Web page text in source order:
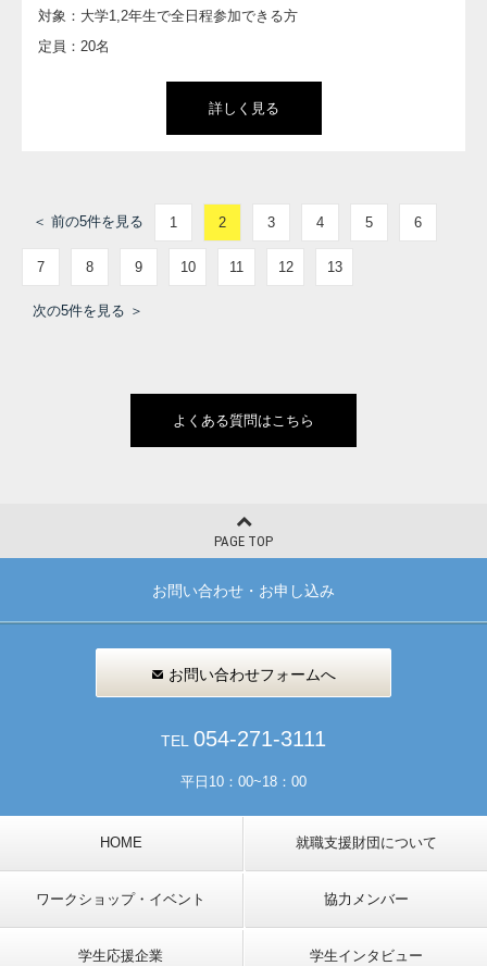
対象：大学1,2年生で全日程参加できる方
定員：20名
詳しく見る
＜ 前の5件を見る 1 2 3 4 5 6
7 8 9 10 11 12 13
次の5件を見る ＞
よくある質問はこちら
PAGE TOP
お問い合わせ・お申し込み
お問い合わせフォームへ
TEL 054-271-3111
平日10：00~18：00
HOME 就職支援財団について
ワークショップ・イベント 協力メンバー
学生応援企業 学生インタビュー